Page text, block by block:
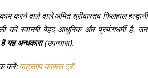
करने वाले वाले अमित श्रीवास्तव फिलहाल
की रवानगी बेहद आधुनिक और प्रयोगधर्मी है.
यह अन्धकारा(उपन्यास).
करें:वाट्सएप काफल ट्री